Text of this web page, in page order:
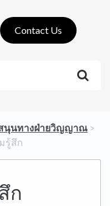
Contact Us
นุนทางฝ่ายวิญญาณ ​ > ​
รู้สึก
ก